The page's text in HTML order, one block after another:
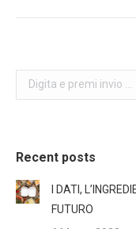
Search:
Recent posts
I DATI,
FUTURO